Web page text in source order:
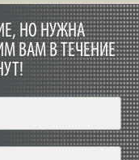
НО НУЖНА
ВАМ В ТЕЧЕНИЕ